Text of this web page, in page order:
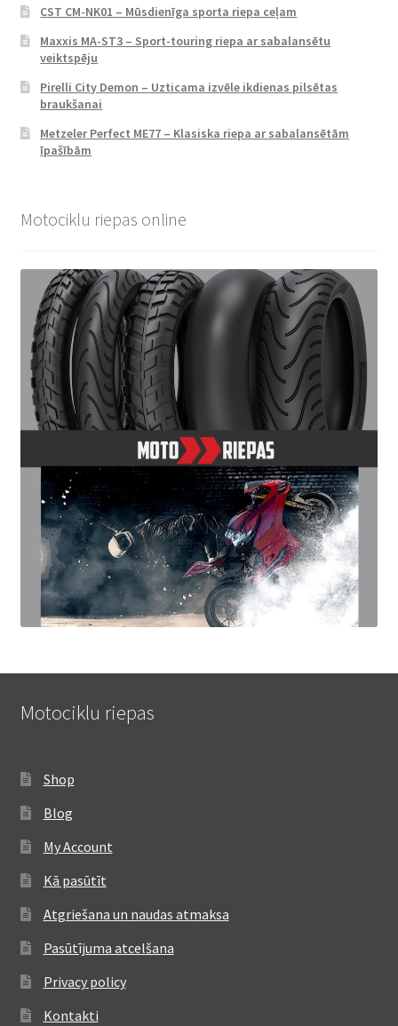
CST CM-NK01 – Mūsdienīga sporta riepa ceļam
Maxxis MA-ST3 – Sport-touring riepa ar sabalansētu
veiktspēju
Pirelli City Demon – Uzticama izvēle ikdienas pilsētas
braukšanai
Metzeler Perfect ME77 – Klasiska riepa ar sabalansētām
īpašībām
Motociklu riepas online
Motociklu riepas
Shop
Blog
My Account
Kā pasūtīt
Atgriešana un naudas atmaksa
Pasūtījuma atcelšana
Privacy policy
Kontakti